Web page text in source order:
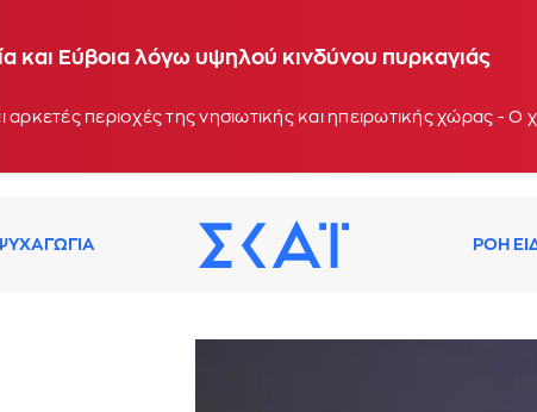
και Εύβοια λόγω υψηλού κινδύνου πυρκαγιάς
αρκετές περιοχές της νησιωτικής και ηπειρωτικής χώρας -
ΡΟΗ